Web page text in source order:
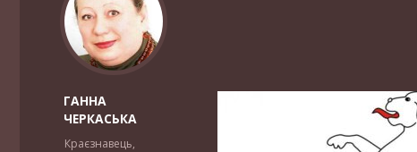
ГАННА
ЧЕРКАСЬКА
Краєзнавець,